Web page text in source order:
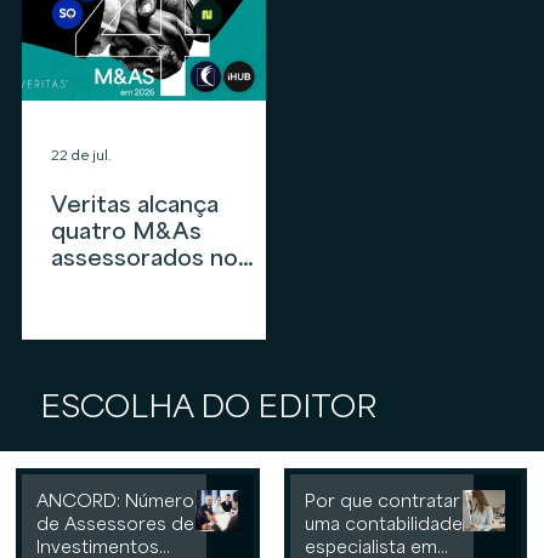
Veritas alcança
quatro M&As
assessorados no
investimentos em
22 de jul.
ESCOLHA DO EDITOR
ANCORD: Número
de Assessores de
Investimentos
Por que contratar
uma contabilidade
especialista em